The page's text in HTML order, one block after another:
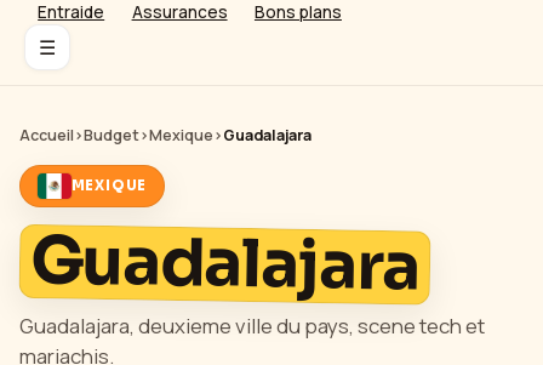
Entraide Assurances Bons plans
☰
Accueil›Budget›Mexique›Guadalajara
MEXIQUE
Guadalajara
Guadalajara, deuxieme ville du pays, scene tech et
mariachis.